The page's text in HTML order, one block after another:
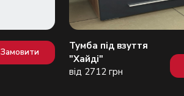
Замовити
Тумба під взуття
"Хайді"
від 2712 грн